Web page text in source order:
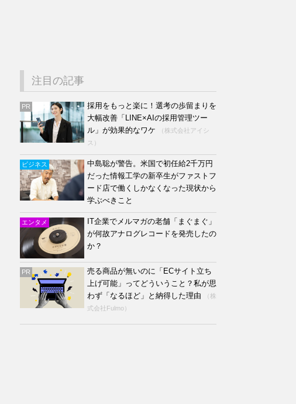
注目の記事
PR
採用をもっと楽に！選考の歩留まりを
大幅改善「LINE×AIの採用管理ツー
ル」が効果的なワケ
（株式会社アイシ
ス）
ビジネス
中島聡が警告。米国で初任給2千万円
だった情報工学の新卒生がファストフ
ード店で働くしかなくなった現状から
学ぶべきこと
エンタメ
IT企業でメルマガの老舗「まぐまぐ」
が何故アナログレコードを発売したの
か？
PR
売る商品が無いのに「ECサイト立ち
上げ可能」ってどういうこと？私が思
わず「なるほど」と納得した理由
（株
式会社Fulmo）